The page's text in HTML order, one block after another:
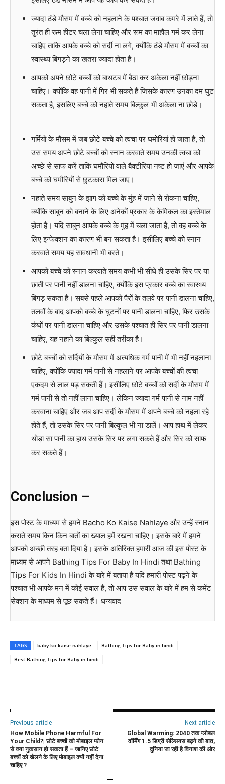
ज्यादा ठंडे मौसम में बच्चे को नहलाने के पश्चात जवाब कमरे में लाते हैं, तो
तुरंत ही रूम हीटर चला लेना चाहिए और रूम का माहौल गर्म कर लेना
चाहिए ताकि आपके बच्चे को सर्दी ना लगे, क्योंकि ठंडे मौसम में बच्चों का
स्वास्थ्य बिगड़ने का खतरा ज्यादा होता है।
आपको अपने छोटे बच्चों को बाथटब में बैठा कर अकेला नहीं छोड़ना
चाहिए। क्योंकि वह पानी में गिर भी सकते हैं जिसके कारण उनका दम घुट
सकता है, इसलिए बच्चे को नहाते समय बिल्कुल भी अकेला ना छोड़े।
गर्मियों के मौसम में जब छोटे बच्चे को त्वचा पर घमोरियां हो जाता है, तो
उस समय अपने छोटे बच्चों को स्नान करवाते समय उनकी त्वचा को
अच्छे से साफ करें ताकि घमौरियों वाले बैक्टीरिया नष्ट हो जाएं और आपके
बच्चे को घमौरियों से छुटकारा मिल जाए।
नहाते समय साबुन के झाग को बच्चे के मुंह में जाने से रोकना चाहिए,
क्योंकि साबुन को बनाने के लिए अनेकों प्रकार के केमिकल का इस्तेमाल
होता है। यदि साबुन आपके बच्चे के मुंह में चला जाता है, तो वह बच्चे के
लिए इन्फेक्शन का कारण भी बन सकता है। इसीलिए बच्चे को स्नान
करवाते समय यह सावधानी भी बरते।
आपको बच्चे को स्नान करवाते समय कभी भी सीधे ही उसके सिर पर या
छाती पर पानी नहीं डालना चाहिए, क्योंकि इस प्रकार बच्चे का स्वास्थ्य
बिगड़ सकता है। सबसे पहले आपको पैरों के तलवे पर पानी डालना चाहिए,
तलवों के बाद आपको बच्चे के घुटनों पर पानी डालना चाहिए, फिर उसके
कंधों पर पानी डालना चाहिए और उसके पश्चात ही सिर पर पानी डालना
चाहिए, यह नहाने का बिल्कुल सही तरीका है।
छोटे बच्चों को सर्दियों के मौसम में अत्यधिक गर्म पानी में भी नहीं नहलाना
चाहिए, क्योंकि ज्यादा गर्म पानी से नहलाने पर आपके बच्चों की त्वचा
एकदम से लाल पड़ सकती हैं। इसीलिए छोटे बच्चों को सर्दी के मौसम में
गर्म पानी से तो नहीं लाना चाहिए। लेकिन ज्यादा गर्म पानी से नाम नहीं
करवाना चाहिए और जब आप सर्दी के मौसम में अपने बच्चे को नहला रहे
होते हैं, तो उसके सिर पर पानी बिल्कुल भी ना डालें। आप हाथ में लेकर
थोड़ा सा पानी का हाथ उसके सिर पर लगा सकते हैं और सिर को साफ
कर सकते हैं।
Conclusion –
इस पोस्ट के माध्यम से हमने Bacho Ko Kaise Nahlaye और उन्हें स्नान
कराते समय किन किन बातों का ख्याल हमें रखना चाहिए। इसके बारे में हमने
आपको अच्छी तरह बता दिया है। इसके अतिरिक्त हमारी आज की इस पोस्ट के
माध्यम से आपने Bathing Tips For Baby In Hindi तथा Bathing
Tips For Kids In Hindi के बारे में बताया है यदि हमारी पोस्ट पढ़ने के
पश्चात भी आपके मन में कोई सवाल हैं, तो आप उस सवाल के बारे में हम से कमेंट
सेक्शन के माध्यम से पूछ सकते हैं। धन्यवाद
TAGS baby ko kaise nahlaye
Bathing Tips for Baby in hindi
Best Bathing Tips for Baby in hindi
Previous article
How Mobile Phone Harmful For
Your Child?| छोटे बच्चों को मोबाइल फोन
से क्या नुकसान हो सकता हैं – जानिए छोटे
बच्चों को खेलने के लिए मोबाइल क्यों नहीं देना
चाहिए ?
Next article
Global Warming: 2040 तक ग्लोबल
वॉर्मिंग 1.5 डिग्री सेल्सियस बढ़ने की बात,
दुनिया जा रही है विनाश की ओर